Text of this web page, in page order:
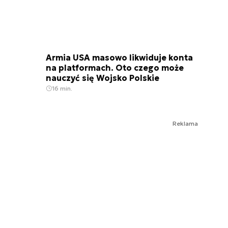
Armia USA masowo likwiduje konta
na platformach. Oto czego może
nauczyć się Wojsko Polskie
16 min.
Reklama